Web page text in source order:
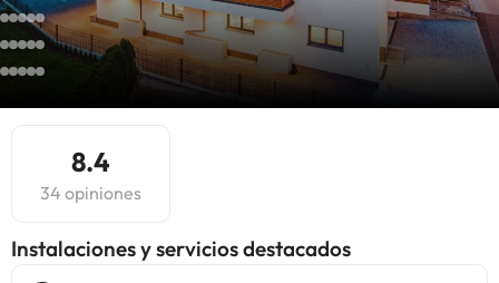
8.4
34 opiniones
Instalaciones y servicios destacados